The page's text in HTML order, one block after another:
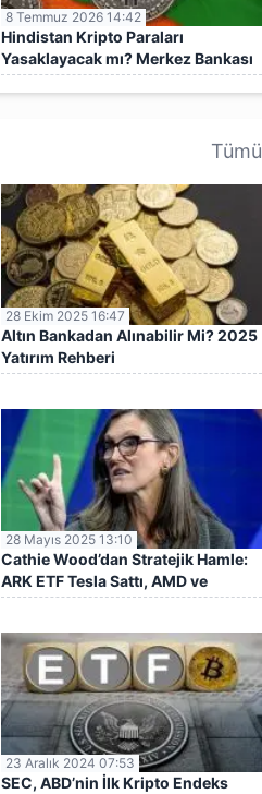
8 Temmuz 2026 14:42
Hindistan Kripto Paraları
Yasaklayacak mı? Merkez Bankası
Açıklaması
Tümü
28 Ekim 2025 16:47
Altın Bankadan Alınabilir Mi? 2025
Yatırım Rehberi
28 Mayıs 2025 13:10
Cathie Wood’dan Stratejik Hamle:
ARK ETF Tesla Sattı, AMD ve
CRISPR Aldı
23 Aralık 2024 07:53
SEC, ABD’nin İlk Kripto Endeks